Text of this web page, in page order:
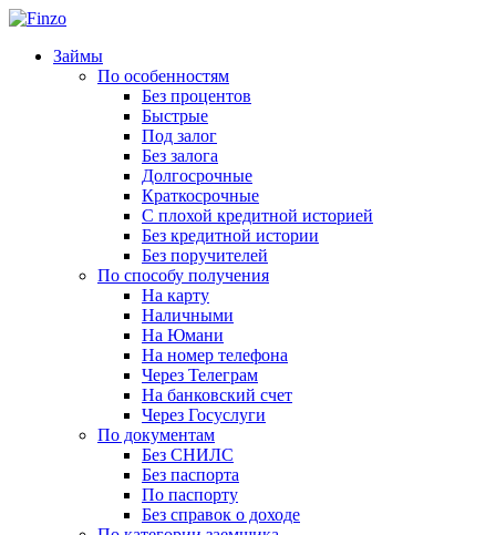
Займы
По особенностям
Без процентов
Быстрые
Под залог
Без залога
Долгосрочные
Краткосрочные
С плохой кредитной историей
Без кредитной истории
Без поручителей
По способу получения
На карту
Наличными
На Юмани
На номер телефона
Через Телеграм
На банковский счет
Через Госуслуги
По документам
Без СНИЛС
Без паспорта
По паспорту
Без справок о доходе